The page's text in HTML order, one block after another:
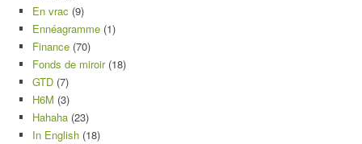
En vrac (9)
Ennéagramme (1)
Finance (70)
Fonds de miroir(18)
GTD (7)
H6M (3)
Hahaha (23)
In English (18)